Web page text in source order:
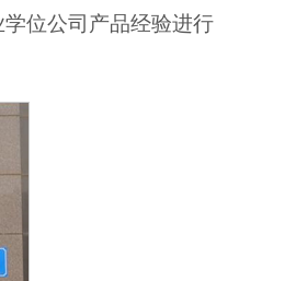
位公司产品经验进行